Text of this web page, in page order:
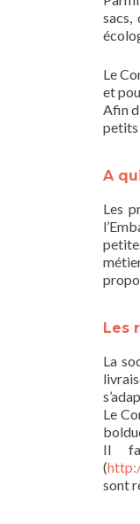
sacs,
Le
et
Afin
petits
A
Les
Les
La
Le
Il
(
sont